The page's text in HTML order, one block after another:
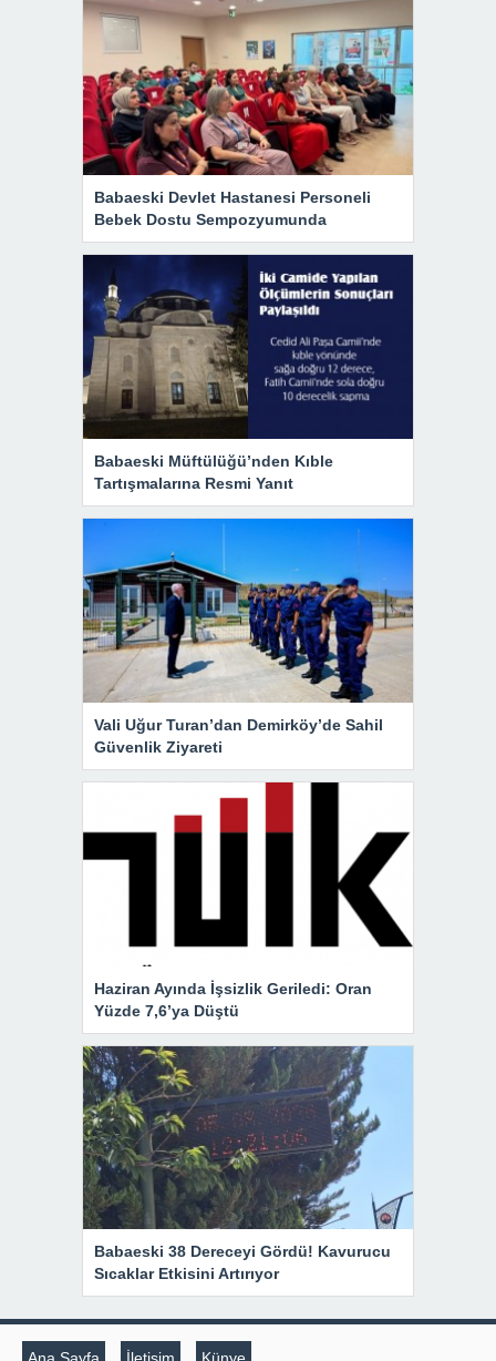
Babaeski Devlet Hastanesi Personeli
Bebek Dostu Sempozyumunda
Babaeski Müftülüğü’nden Kıble
Tartışmalarına Resmi Yanıt
Vali Uğur Turan’dan Demirköy’de Sahil
Güvenlik Ziyareti
Haziran Ayında İşsizlik Geriledi: Oran
Yüzde 7,6’ya Düştü
Babaeski 38 Dereceyi Gördü! Kavurucu
Sıcaklar Etkisini Artırıyor